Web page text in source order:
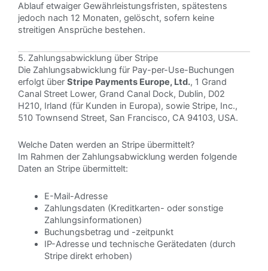
Ablauf etwaiger Gewährleistungsfristen, spätestens
jedoch nach 12 Monaten, gelöscht, sofern keine
streitigen Ansprüche bestehen.
5. Zahlungsabwicklung über Stripe
Die Zahlungsabwicklung für Pay-per-Use-Buchungen
erfolgt über Stripe Payments Europe, Ltd., 1 Grand
Canal Street Lower, Grand Canal Dock, Dublin, D02
H210, Irland (für Kunden in Europa), sowie Stripe, Inc.,
510 Townsend Street, San Francisco, CA 94103, USA.
Welche Daten werden an Stripe übermittelt?
Im Rahmen der Zahlungsabwicklung werden folgende
Daten an Stripe übermittelt:
E-Mail-Adresse
Zahlungsdaten (Kreditkarten- oder sonstige
Zahlungsinformationen)
Buchungsbetrag und -zeitpunkt
IP-Adresse und technische Gerätedaten (durch
Stripe direkt erhoben)